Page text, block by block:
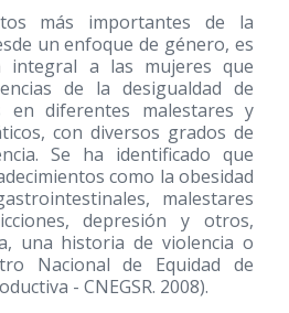
más importantes de la
un enfoque de género, es
integral a las mujeres que
de la desigualdad de
en diferentes malestares y
con diversos grados de
Se ha identificado que
como la obesidad
malestares
depresión y otros,
una historia de violencia o
Nacional de Equidad de
- CNEGSR. 2008).